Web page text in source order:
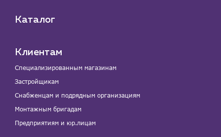
Каталог
Клиентам
Специализированным магазинам
Застройщикам
Снабженцам и подрядным организациям
Монтажным бригадам
Предприятиям и юр.лицам